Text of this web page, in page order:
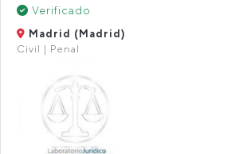
Verificado
Madrid (Madrid)
Civil | Penal